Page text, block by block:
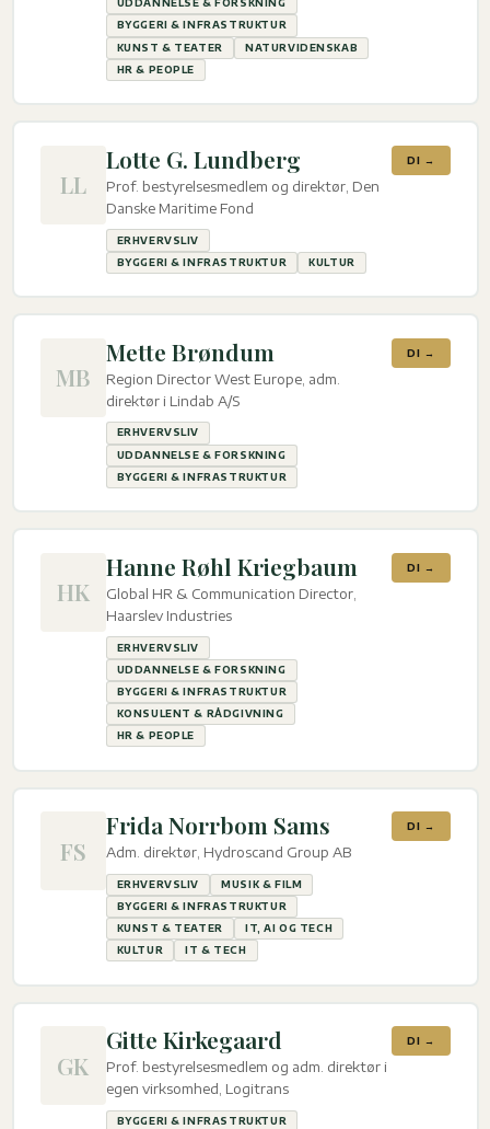
UDDANNELSE & FORSKNING
BYGGERI & INFRASTRUKTUR
KUNST & TEATER
NATURVIDENSKAB
HR & PEOPLE
LL
Lotte G. Lundberg
Prof. bestyrelsesmedlem og direktør, Den
Danske Maritime Fond
ERHVERVSLIV
BYGGERI & INFRASTRUKTUR
KULTUR
DI →
MB
Mette Brøndum
Region Director West Europe, adm.
direktør i Lindab A/S
ERHVERVSLIV
UDDANNELSE & FORSKNING
BYGGERI & INFRASTRUKTUR
DI →
HK
Hanne Røhl Kriegbaum
Global HR & Communication Director,
Haarslev Industries
ERHVERVSLIV
UDDANNELSE & FORSKNING
BYGGERI & INFRASTRUKTUR
KONSULENT & RÅDGIVNING
HR & PEOPLE
DI →
FS
Frida Norrbom Sams
Adm. direktør, Hydroscand Group AB
ERHVERVSLIV
MUSIK & FILM
BYGGERI & INFRASTRUKTUR
KUNST & TEATER
IT, AI OG TECH
KULTUR
IT & TECH
DI →
GK
Gitte Kirkegaard
Prof. bestyrelsesmedlem og adm. direktør i
egen virksomhed, Logitrans
BYGGERI & INFRASTRUKTUR
DI →